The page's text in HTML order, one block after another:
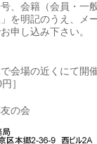
、会籍（会員・一
を明記のうえ、メ
申し込み下さい
会場の近くにて開
］
の会